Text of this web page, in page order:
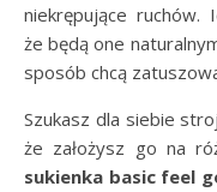
niekrępujące ruchów.
że będą one
sposób chcą
Szukasz dla siebie
że założysz go na
sukienka basic feel